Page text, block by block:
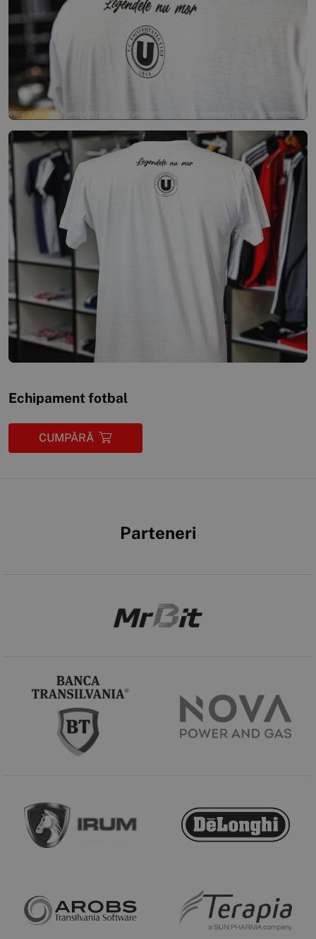
Echipament fotbal
CUMPĂRĂ
Parteneri